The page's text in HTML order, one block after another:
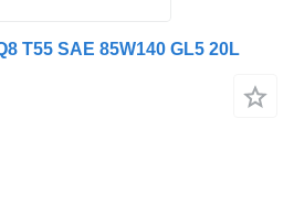
T55 SAE 85W140 GL5 20L